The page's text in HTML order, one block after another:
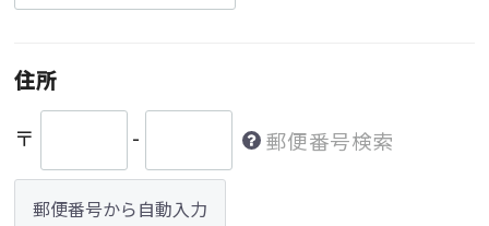
住所
〒
- 郵便番号検索
郵便番号から自動入力